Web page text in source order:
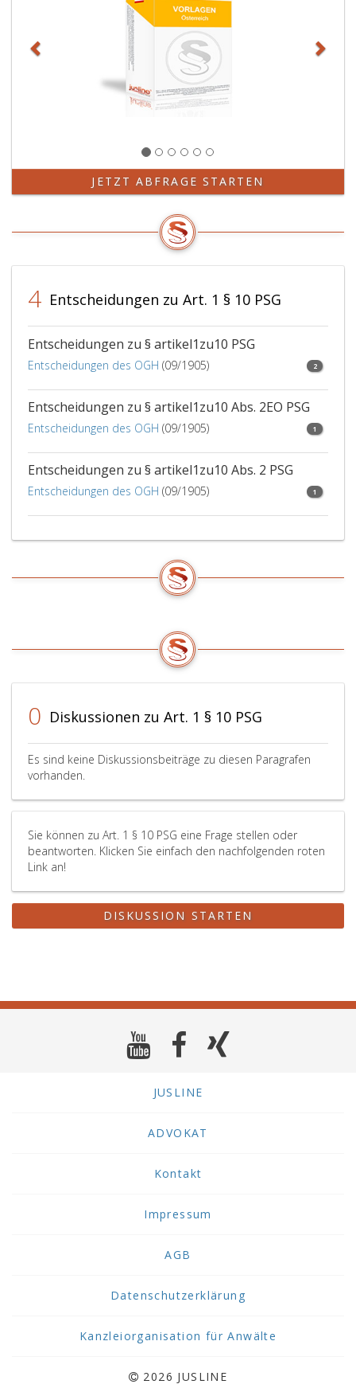
in
einer
Zusatzurkunde
beurkundet
werden.
Die
dem
Firmenbuchgericht
nicht
JETZT ABFRAGE STARTEN
4 Entscheidungen zu Art. 1 § 10 PSG
Entscheidungen zu § artikel1zu10 PSG
Entscheidungen des OGH (09/1905) 2
Entscheidungen zu § artikel1zu10 Abs. 2EO PSG
Entscheidungen des OGH (09/1905) 1
Entscheidungen zu § artikel1zu10 Abs. 2 PSG
Entscheidungen des OGH (09/1905) 1
0 Diskussionen zu Art. 1 § 10 PSG
Es sind keine Diskussionsbeiträge zu diesen Paragrafen
vorhanden.
Sie können zu Art. 1 § 10 PSG eine Frage stellen oder
beantworten. Klicken Sie einfach den nachfolgenden roten
Link an!
DISKUSSION STARTEN
JUSLINE
ADVOKAT
Kontakt
Impressum
AGB
Datenschutzerklärung
Kanzleiorganisation für Anwälte
2026 JUSLINE